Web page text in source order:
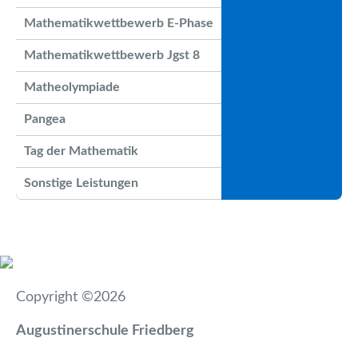
Mathematikwettbewerb E-Phase
Mathematikwettbewerb Jgst 8
Matheolympiade
Pangea
Tag der Mathematik
Sonstige Leistungen
Copyright ©2026
Augustinerschule Friedberg